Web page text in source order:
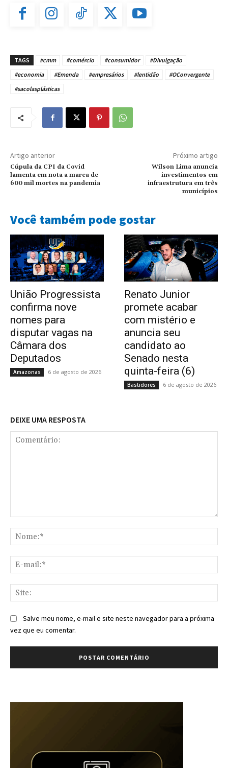
TAGS #cmm #comércio #consumidor
#Divulgação
#economia
#Emenda #empresários #lentidão
#OConvergente
#sacolasplásticas
Artigo anterior
Cúpula da CPI da Covid
lamenta em nota a marca de
600 mil mortes na pandemia
Próximo artigo
Wilson Lima anuncia
investimentos em
infraestrutura em três
municípios
Você também pode gostar
União Progressista
confirma nove
nomes para
disputar vagas na
Câmara dos
Deputados
Amazonas 6 de agosto de 2026
Renato Junior
promete acabar
com mistério e
anuncia seu
candidato ao
Senado nesta
quinta-feira (6)
Bastidores 6 de agosto de 2026
DEIXE UMA RESPOSTA
Salve meu nome, e-mail e site neste navegador para a próxima
vez que eu comentar.